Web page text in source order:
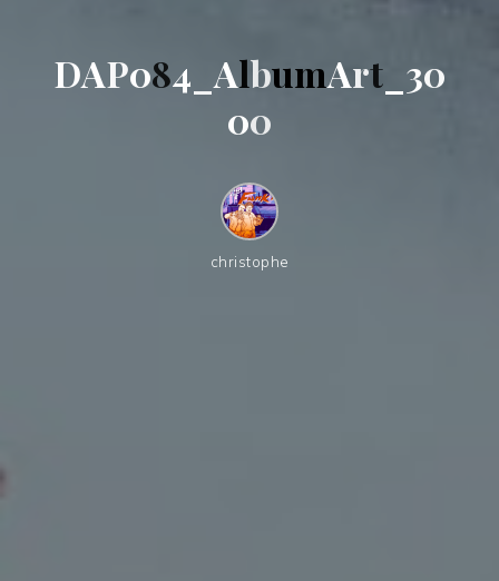
DAP084 AlbumArt 30
00
christophe